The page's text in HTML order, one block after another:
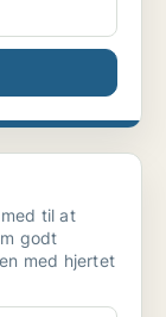
til at
godt
med hjertet